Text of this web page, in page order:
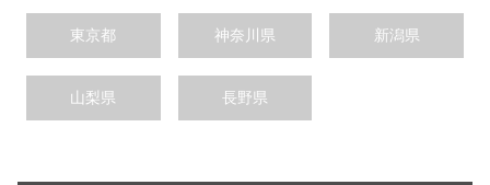
東京都 神奈川県 新潟県
山梨県 長野県